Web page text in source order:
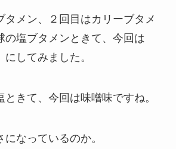
タメン、２回目はカリーブタメ
の塩ブタメンときて、今回は
にしてみました。
きて、今回は味噌味ですね。
なっているのか。